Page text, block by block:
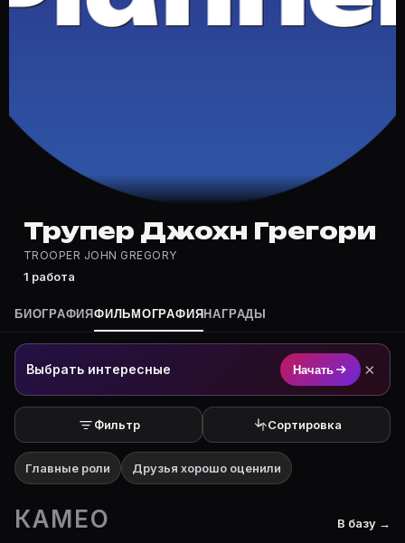
Где снимался Трупер Джохн Грегори?
Трупер Джохн Грегори — актёр. Биография и роли
Где открыть фильмографию Трупер Джохн Грегори?
На Movie Planner: https://movie-planner.ru/s/
Трупер Джохн Грегори
TROOPER JOHN GREGORY
1 работа
БИОГРАФИЯФИЛЬМОГРАФИЯ НАГРАДЫ
Выбрать интересные Начать ×
Фильтр Сортировка
Главные роли Друзья хорошо оценили
КАМЕО В базу →